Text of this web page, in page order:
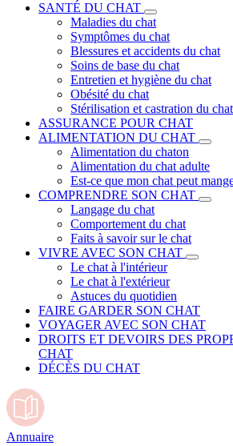
SANTÉ DU CHAT
Maladies du chat
Symptômes du chat
Blessures et accidents du chat
Soins de base du chat
Entretien et hygiène du chat
Obésité du chat
Stérilisation et castration du chat
ASSURANCE POUR CHAT
ALIMENTATION DU CHAT
Alimentation du chaton
Alimentation du chat adulte
Est-ce que mon chat peut
COMPRENDRE SON CHAT
Langage du chat
Comportement du chat
Faits à savoir sur le chat
VIVRE AVEC SON CHAT
Le chat à l'intérieur
Le chat à l'extérieur
Astuces du quotidien
FAIRE GARDER SON CHAT
VOYAGER AVEC SON CHAT
DROITS ET DEVOIRS DES
CHAT
DÉCÈS DU CHAT
Annuaire